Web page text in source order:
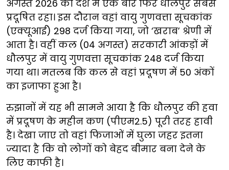
अगस्त 2026 को देश में एक बार फिर धौलपुर सबसे
प्रदूषित रहा। इस दौरान वहां वायु गुणवत्ता सूचकांक
(एक्यूआई) 298 दर्ज किया गया, जो ‘खराब’ श्रेणी में
आता है। वहीं कल (04 अगस्त) सरकारी आंकड़ों में
धौलपुर में वायु गुणवत्ता सूचकांक 248 दर्ज किया
गया था। मतलब कि कल से वहां प्रदूषण में 50 अंकों
का इजाफा हुआ है।
रुझानों में यह भी सामने आया है कि धौलपुर की हवा
में प्रदूषण के महीन कण (पीएम2.5) पूरी तरह हावी
है। देखा जाए तो वहां फिजाओं में घुला जहर इतना
ज्यादा है कि वो लोगों को बेहद बीमार बना देने के
लिए काफी है।